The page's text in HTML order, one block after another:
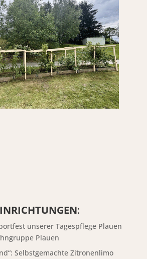
:
unserer Tagespflege Plauen
Plauen
Selbstgemachte Zitronenlimo